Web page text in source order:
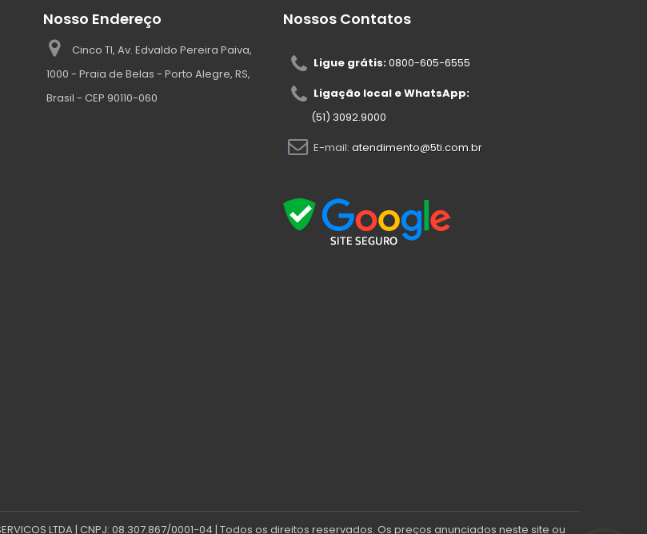
LTDA | CNPJ: 08.307.867/0001-04 | Todos os direitos reservados. Os preços anunciados neste site ou
Nosso Endereço
Cinco TI, Av. Edvaldo Pereira Paiva,
1000 - Praia de Belas - Porto Alegre, RS,
Brasil - CEP 90110-060
Nossos Contatos
Ligue grátis:0800-605-6555
Ligação local e WhatsApp:
(51) 3092.9000
E-mail: atendimento@5ti.com.br